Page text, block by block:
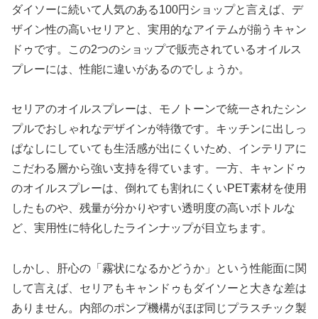
ダイソーに続いて人気のある100円ショップと言えば、デ
ザイン性の高いセリアと、実用的なアイテムが揃うキャン
ドゥです。この2つのショップで販売されているオイルス
プレーには、性能に違いがあるのでしょうか。
セリアのオイルスプレーは、モノトーンで統一されたシン
プルでおしゃれなデザインが特徴です。キッチンに出しっ
ぱなしにしていても生活感が出にくいため、インテリアに
こだわる層から強い支持を得ています。一方、キャンドゥ
のオイルスプレーは、倒れても割れにくいPET素材を使用
したものや、残量が分かりやすい透明度の高いボトルな
ど、実用性に特化したラインナップが目立ちます。
しかし、肝心の「霧状になるかどうか」という性能面に関
して言えば、セリアもキャンドゥもダイソーと大きな差は
ありません。内部のポンプ機構がほぼ同じプラスチック製